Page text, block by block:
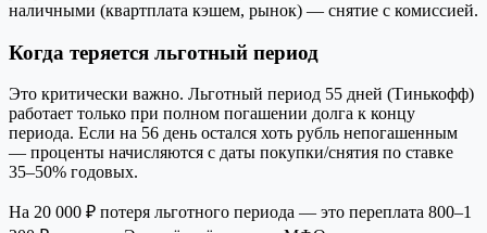
наличными (квартплата кэшем, рынок) — снятие с комиссией.
Когда теряется льготный период
Это критически важно. Льготный период 55 дней (Тинькофф)
работает только при полном погашении долга к концу
периода. Если на 56 день остался хоть рубль непогашенным
— проценты начисляются с даты покупки/снятия по ставке
35–50% годовых.
На 20 000 ₽ потеря льготного периода — это переплата 800–1